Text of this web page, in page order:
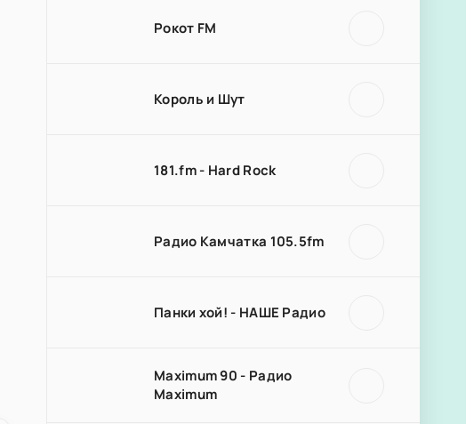
Рокот FM
Король и Шут
181.fm - Hard Rock
Радио Камчатка 105.5fm
Панки хой! - НАШЕ Радио
Maximum 90 - Радио
Maximum